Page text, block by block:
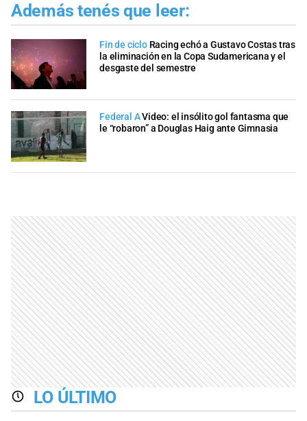
Además tenés que leer:
Fin de ciclo Racing echó a Gustavo Costas tras
la eliminación en la Copa Sudamericana y el
desgaste del semestre
Federal AVideo: el insólito gol fantasma que
le “robaron” a Douglas Haig ante Gimnasia
LO ÚLTIMO